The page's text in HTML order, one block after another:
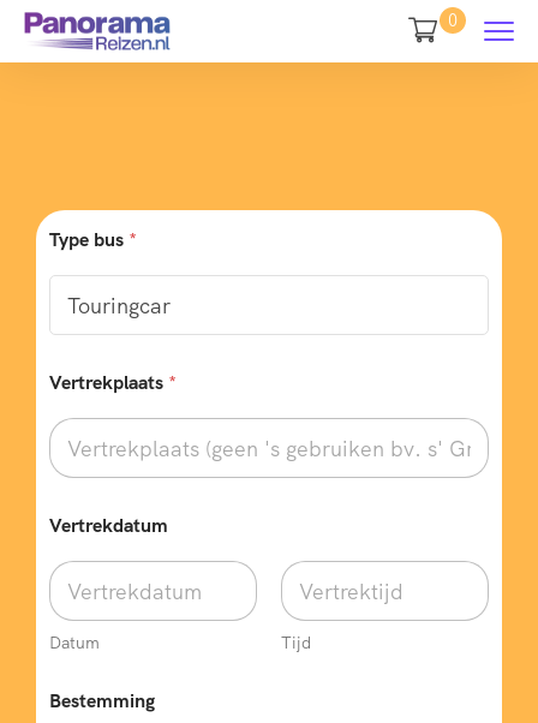
0
Type bus *
y
e
w
e
s
n
T
e
f
Vertrekplaats *
Vertrekdatum
Datum Tijd
Bestemming